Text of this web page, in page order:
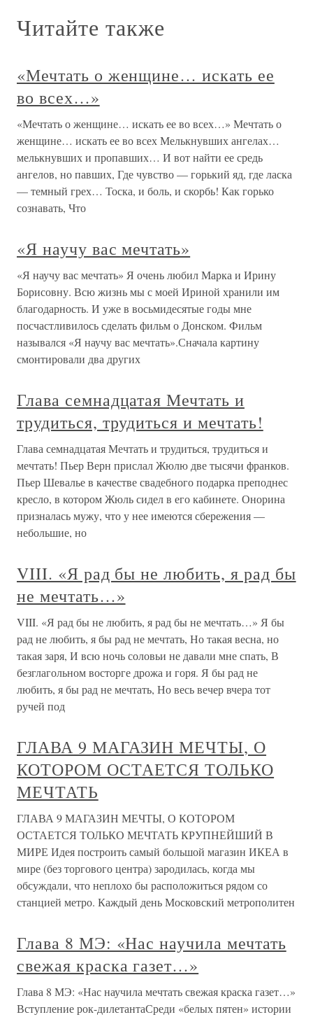
Читайте также
«Мечтать о женщине… искать ее
во всех…»
«Мечтать о женщине… искать ее во всех…» Мечтать о
женщине… искать ее во всех Мелькнувших ангелах…
мелькнувших и пропавших… И вот найти ее средь
ангелов, но павших, Где чувство — горький яд, где ласка
— темный грех… Тоска, и боль, и скорбь! Как горько
сознавать, Что
«Я научу вас мечтать»
«Я научу вас мечтать» Я очень любил Марка и Ирину
Борисовну. Всю жизнь мы с моей Ириной хранили им
благодарность. И уже в восьмидесятые годы мне
посчастливилось сделать фильм о Донском. Фильм
назывался «Я научу вас мечтать».Сначала картину
смонтировали два других
Глава семнадцатая Мечтать и
трудиться, трудиться и мечтать!
Глава семнадцатая Мечтать и трудиться, трудиться и
мечтать! Пьер Верн прислал Жюлю две тысячи франков.
Пьер Шевалье в качестве свадебного подарка преподнес
кресло, в котором Жюль сидел в его кабинете. Онорина
призналась мужу, что у нее имеются сбережения —
небольшие, но
VIII. «Я рад бы не любить, я рад бы
не мечтать…»
VIII. «Я рад бы не любить, я рад бы не мечтать…» Я бы
рад не любить, я бы рад не мечтать, Но такая весна, но
такая заря, И всю ночь соловьи не давали мне спать, В
безглагольном восторге дрожа и горя. Я бы рад не
любить, я бы рад не мечтать, Но весь вечер вчера тот
ручей под
ГЛАВА 9 МАГАЗИН МЕЧТЫ, О
КОТОРОМ ОСТАЕТСЯ ТОЛЬКО
МЕЧТАТЬ
ГЛАВА 9 МАГАЗИН МЕЧТЫ, О КОТОРОМ
ОСТАЕТСЯ ТОЛЬКО МЕЧТАТЬ КРУПНЕЙШИЙ В
МИРЕ Идея построить самый большой магазин ИКЕА в
мире (без торгового центра) зародилась, когда мы
обсуждали, что неплохо бы расположиться рядом со
станцией метро. Каждый день Московский метрополитен
Глава 8 МЭ: «Нас научила мечтать
свежая краска газет…»
Глава 8 МЭ: «Нас научила мечтать свежая краска газет…»
Вступление рок-дилетантаСреди «белых пятен» истории